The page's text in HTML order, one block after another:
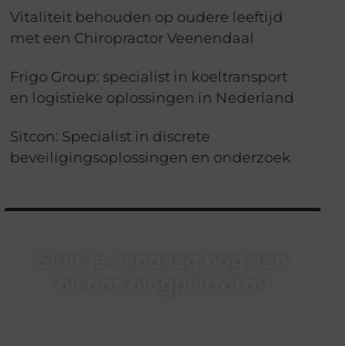
Vitaliteit behouden op oudere leeftijd
met een Chiropractor Veenendaal
Frigo Group: specialist in koeltransport
en logistieke oplossingen in Nederland
Sitcon: Specialist in discrete
beveiligingsoplossingen en onderzoek